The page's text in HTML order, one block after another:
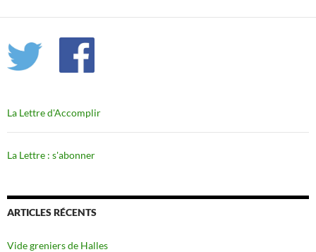
La Lettre d'Accomplir
La Lettre : s'abonner
ARTICLES RÉCENTS
Vide greniers de Halles